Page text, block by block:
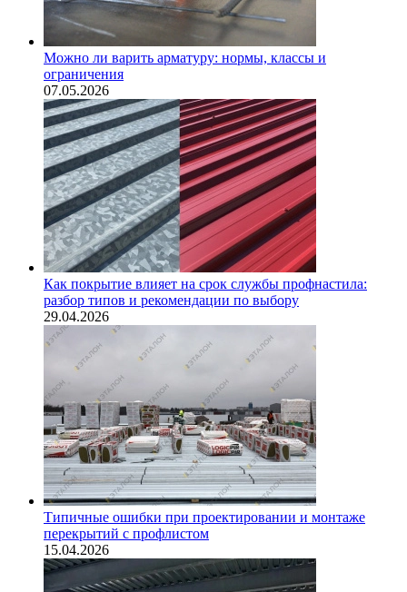
Можно ли варить арматуру: нормы, классы и
ограничения
07.05.2026
Как покрытие влияет на срок службы профнастила:
разбор типов и рекомендации по выбору
29.04.2026
Типичные ошибки при проектировании и монтаже
перекрытий с профлистом
15.04.2026